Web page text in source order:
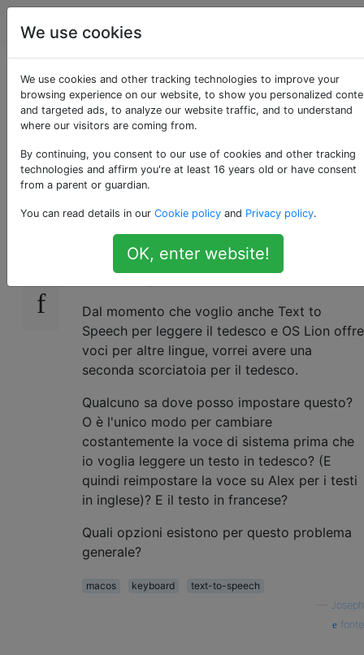
Apple
Scorciatoie di sintesi
vocale con due
lingue
13
Uso molto la funzione di sintesi vocale di
Mac. In Impostazioni> Voce> Sintesi vocale
ho anche impostato una "Chiave" per un
accesso rapido.
Dal momento che voglio anche Text to
Speech per leggere il tedesco e OS Lion offre
voci per altre lingue, vorrei avere una
seconda scorciatoia per il tedesco.
Qualcuno sa dove posso impostare questo?
O è l'unico modo per cambiare
costantemente la voce di sistema prima che
io voglia leggere un testo in tedesco? (E
quindi reimpostare la voce su Alex per i testi
in inglese)? E il testo in francese?
Quali opzioni esistono per questo problema
generale?
macos keyboard
text-to-speech
Joseph
fonte
We use cookies
We use cookies and other tracking technologies to improve your
browsing experience on our website, to show you personalized
and targeted ads, to analyze our website traffic, and to understand
where our visitors are coming from.
By continuing, you consent to our use of cookies and other tracking
technologies and affirm you're at least 16 years old or have consent
from a parent or guardian.
You can read details in our Cookie policy and Privacy policy.
OK, enter website!